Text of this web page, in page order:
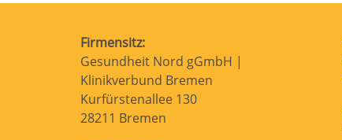
Firmensitz:
Gesundheit Nord gGmbH |
Klinikverbund Bremen
Kurfürstenallee 130
28211 Bremen